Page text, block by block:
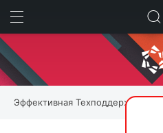
Эффективная Техподдержка для